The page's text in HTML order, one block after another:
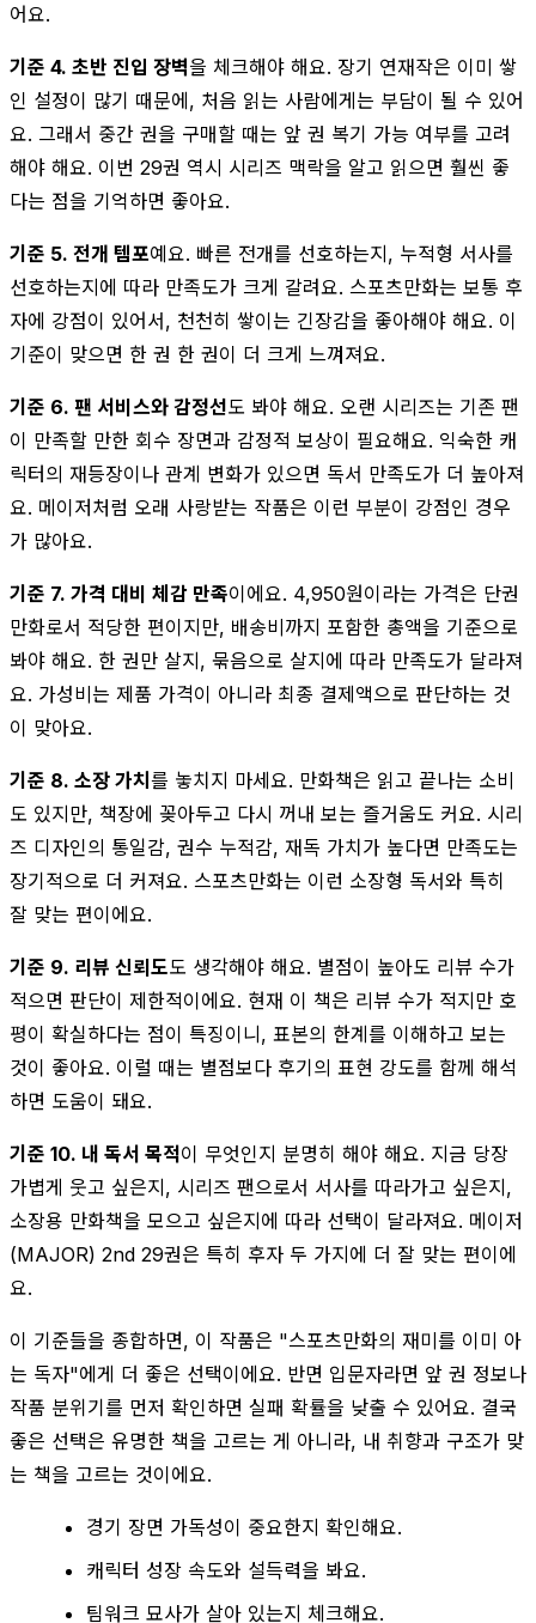
어요.
기준 4. 초반 진입 장벽을 체크해야 해요. 장기 연재작은 이미 쌓
인 설정이 많기 때문에, 처음 읽는 사람에게는 부담이 될 수 있어
요. 그래서 중간 권을 구매할 때는 앞 권 복기 가능 여부를 고려
해야 해요. 이번 29권 역시 시리즈 맥락을 알고 읽으면 훨씬 좋
다는 점을 기억하면 좋아요.
기준 5. 전개 템포예요. 빠른 전개를 선호하는지, 누적형 서사를
선호하는지에 따라 만족도가 크게 갈려요. 스포츠만화는 보통 후
자에 강점이 있어서, 천천히 쌓이는 긴장감을 좋아해야 해요. 이
기준이 맞으면 한 권 한 권이 더 크게 느껴져요.
기준 6. 팬 서비스와 감정선도 봐야 해요. 오랜 시리즈는 기존 팬
이 만족할 만한 회수 장면과 감정적 보상이 필요해요. 익숙한 캐
릭터의 재등장이나 관계 변화가 있으면 독서 만족도가 더 높아져
요. 메이저처럼 오래 사랑받는 작품은 이런 부분이 강점인 경우
가 많아요.
기준 7. 가격 대비 체감 만족이에요. 4,950원이라는 가격은 단권
만화로서 적당한 편이지만, 배송비까지 포함한 총액을 기준으로
봐야 해요. 한 권만 살지, 묶음으로 살지에 따라 만족도가 달라져
요. 가성비는 제품 가격이 아니라 최종 결제액으로 판단하는 것
이 맞아요.
기준 8. 소장 가치를 놓치지 마세요. 만화책은 읽고 끝나는 소비
도 있지만, 책장에 꽂아두고 다시 꺼내 보는 즐거움도 커요. 시리
즈 디자인의 통일감, 권수 누적감, 재독 가치가 높다면 만족도는
장기적으로 더 커져요. 스포츠만화는 이런 소장형 독서와 특히
잘 맞는 편이에요.
기준 9. 리뷰 신뢰도도 생각해야 해요. 별점이 높아도 리뷰 수가
적으면 판단이 제한적이에요. 현재 이 책은 리뷰 수가 적지만 호
평이 확실하다는 점이 특징이니, 표본의 한계를 이해하고 보는
것이 좋아요. 이럴 때는 별점보다 후기의 표현 강도를 함께 해석
하면 도움이 돼요.
기준 10. 내 독서 목적이 무엇인지 분명히 해야 해요. 지금 당장
가볍게 웃고 싶은지, 시리즈 팬으로서 서사를 따라가고 싶은지,
소장용 만화책을 모으고 싶은지에 따라 선택이 달라져요. 메이저
(MAJOR) 2nd 29권은 특히 후자 두 가지에 더 잘 맞는 편이에
요.
이 기준들을 종합하면, 이 작품은 "스포츠만화의 재미를 이미 아
는 독자"에게 더 좋은 선택이에요. 반면 입문자라면 앞 권 정보나
작품 분위기를 먼저 확인하면 실패 확률을 낮출 수 있어요. 결국
좋은 선택은 유명한 책을 고르는 게 아니라, 내 취향과 구조가 맞
는 책을 고르는 것이에요.
경기 장면 가독성이 중요한지 확인해요.
캐릭터 성장 속도와 설득력을 봐요.
팀워크 묘사가 살아 있는지 체크해요.